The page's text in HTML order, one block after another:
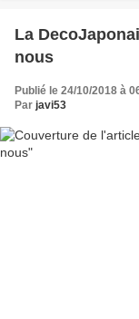
La
nous
Publié le 24/10/2018 à
Par javi53